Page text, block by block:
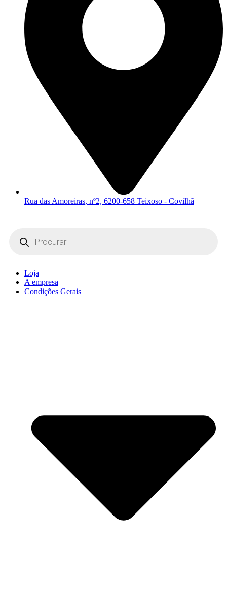
Rua das Amoreiras, nº2, 6200-658 Teixoso - Covilhã
search
Loja
A empresa
Condições Gerais